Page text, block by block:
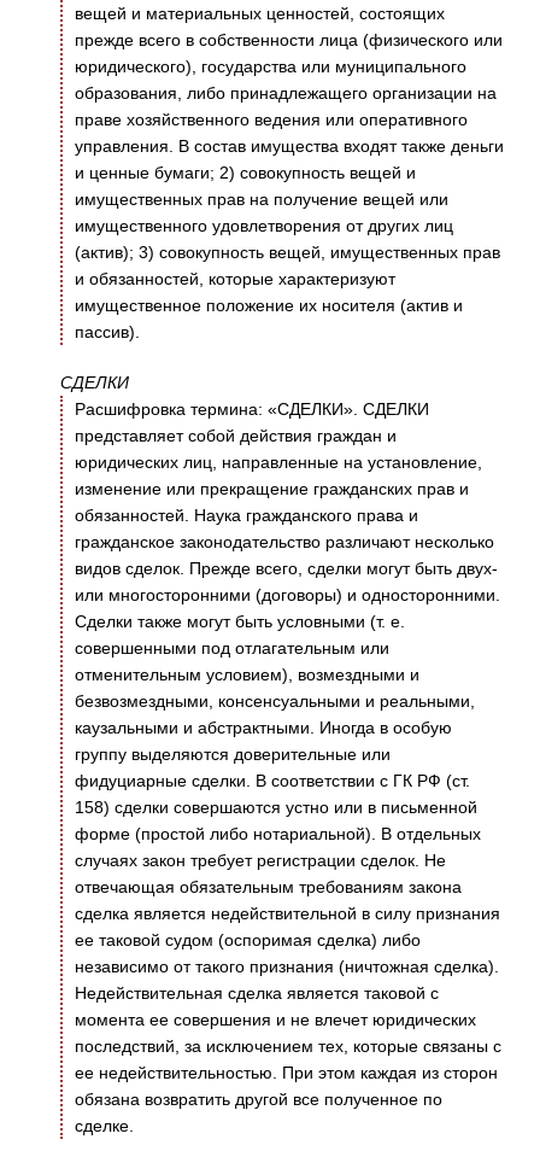
вещей и материальных ценностей, состоящих
прежде всего в собственности лица (физического или
юридического), государства или муниципального
образования, либо принадлежащего организации на
праве хозяйственного ведения или оперативного
управления. В состав имущества входят также деньги
и ценные бумаги; 2) совокупность вещей и
имущественных прав на получение вещей или
имущественного удовлетворения от других лиц
(актив); 3) совокупность вещей, имущественных прав
и обязанностей, которые характеризуют
имущественное положение их носителя (актив и
пассив).
СДЕЛКИ
Расшифровка термина: «СДЕЛКИ». СДЕЛКИ
представляет собой действия граждан и
юридических лиц, направленные на установление,
изменение или прекращение гражданских прав и
обязанностей. Наука гражданского права и
гражданское законодательство различают несколько
видов сделок. Прежде всего, сделки могут быть двух-
или многосторонними (договоры) и односторонними.
Сделки также могут быть условными (т. е.
совершенными под отлагательным или
отменительным условием), возмездными и
безвозмездными, консенсуальными и реальными,
каузальными и абстрактными. Иногда в особую
группу выделяются доверительные или
фидуциарные сделки. В соответствии с ГК РФ (ст.
158) сделки совершаются устно или в письменной
форме (простой либо нотариальной). В отдельных
случаях закон требует регистрации сделок. Не
отвечающая обязательным требованиям закона
сделка является недействительной в силу признания
ее таковой судом (оспоримая сделка) либо
независимо от такого признания (ничтожная сделка).
Недействительная сделка является таковой с
момента ее совершения и не влечет юридических
последствий, за исключением тех, которые связаны с
ее недействительностью. При этом каждая из сторон
обязана возвратить другой все полученное по
сделке.